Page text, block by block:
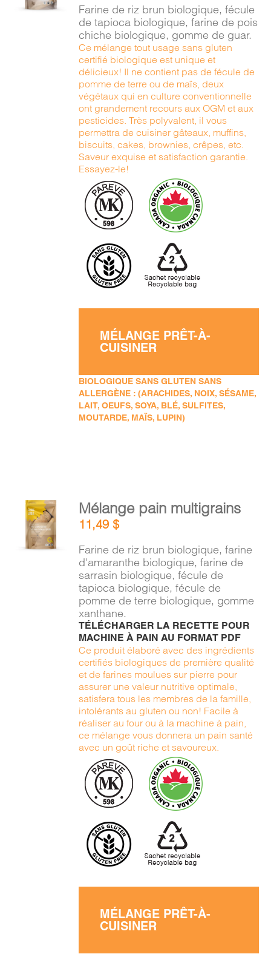
DÉTAILS
Farine de riz brun biologique, fécule
de tapioca biologique, farine de pois
chiche biologique, gomme de guar.
Ce mélange tout usage sans gluten
certifié biologique est unique et
délicieux! Il ne contient pas de fécule de
pomme de terre ou de maïs, deux
végétaux qui en culture conventionnelle
ont grandement recours aux OGM et aux
pesticides. Très polyvalent, il vous
permettra de cuisiner gâteaux, muffins,
biscuits, cakes, brownies, crêpes, etc.
Saveur exquise et satisfaction garantie.
Essayez-le!
MÉLANGE PRÊT-À-
CUISINER
BIOLOGIQUE SANS GLUTEN SANS
ALLERGÈNE : (ARACHIDES, NOIX, SÉSAME,
LAIT, OEUFS, SOYA, BLÉ, SULFITES,
MOUTARDE, MAÏS, LUPIN)
AJOUTER
AU
PANIER
Mélange pain multigrains
11,49$
Farine de riz brun biologique, farine
d'amaranthe biologique, farine de
sarrasin biologique, fécule de
tapioca biologique, fécule de
pomme de terre biologique, gomme
xanthane.
TÉLÉCHARGER LA RECETTE POUR
MACHINE À PAIN AU FORMAT PDF
Ce produit élaboré avec des ingrédients
certifiés biologiques de première qualité
et de farines moulues sur pierre pour
assurer une valeur nutritive optimale,
satisfera tous les membres de la famille,
intolérants au gluten ou non! Facile à
réaliser au four ou à la machine à pain,
ce mélange vous donnera un pain santé
avec un goût riche et savoureux.
MÉLANGE PRÊT-À-
CUISINER